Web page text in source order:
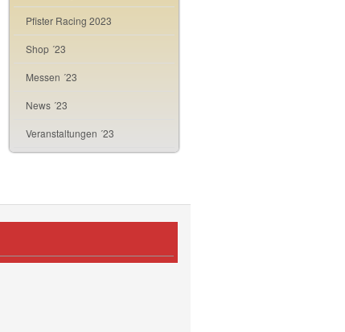
Pfister Racing 2023
Shop ´23
Messen ´23
News ´23
Veranstaltungen ´23